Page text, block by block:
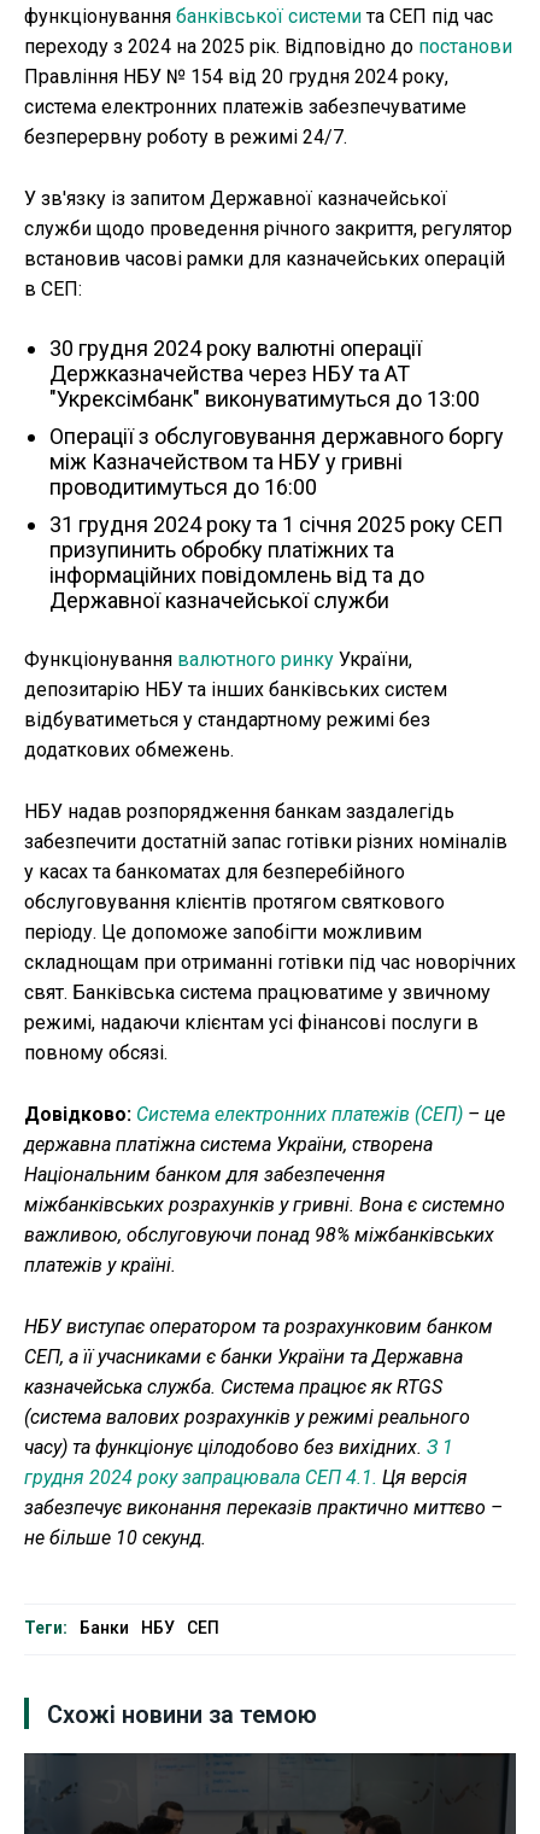
функціонування банківської системита СЕП під час
переходу з 2024 на 2025 рік. Відповідно до постанови
Правління НБУ № 154 від 20 грудня 2024 року,
система електронних платежів забезпечуватиме
безперервну роботу в режимі 24/7.
У зв'язку із запитом Державної казначейської
служби щодо проведення річного закриття, регулятор
встановив часові рамки для казначейських операцій
в СЕП:
30 грудня 2024 року валютні операції
Держказначейства через НБУ та АТ
"Укрексімбанк" виконуватимуться до 13:00
Операції з обслуговування державного боргу
між Казначейством та НБУ у гривні
проводитимуться до 16:00
31 грудня 2024 року та 1 січня 2025 року СЕП
призупинить обробку платіжних та
інформаційних повідомлень від та до
Державної казначейської служби
Функціонування валютного ринку України,
депозитарію НБУ та інших банківських систем
відбуватиметься у стандартному режимі без
додаткових обмежень.
НБУ надав розпорядження банкам заздалегідь
забезпечити достатній запас готівки різних номіналів
у касах та банкоматах для безперебійного
обслуговування клієнтів протягом святкового
періоду. Це допоможе запобігти можливим
складнощам при отриманні готівки під час новорічних
свят. Банківська система працюватиме у звичному
режимі, надаючи клієнтам усі фінансові послуги в
повному обсязі.
Довідково: Система електронних платежів (СЕП) – це
державна платіжна система України, створена
Національним банком для забезпечення
міжбанківських розрахунків у гривні. Вона є системно
важливою, обслуговуючи понад 98% міжбанківських
платежів у країні.
НБУ виступає оператором та розрахунковим банком
СЕП, а її учасниками є банки України та Державна
казначейська служба. Система працює як RTGS
(система валових розрахунків у режимі реального
часу) та функціонує цілодобово без вихідних. З 1
грудня 2024 року запрацювала СЕП 4.1. Ця версія
забезпечує виконання переказів практично миттєво –
не більше 10 секунд.
Теги: Банки НБУ СЕП
Схожі новини за темою